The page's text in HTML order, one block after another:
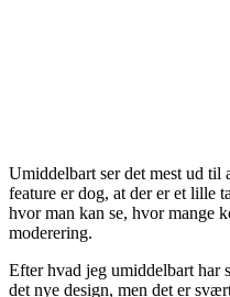
Umiddelbart ser det mest ud
feature er dog, at der er et lille
hvor man kan se, hvor mange
moderering.
Efter hvad jeg umiddelbart har
det nye design, men det er